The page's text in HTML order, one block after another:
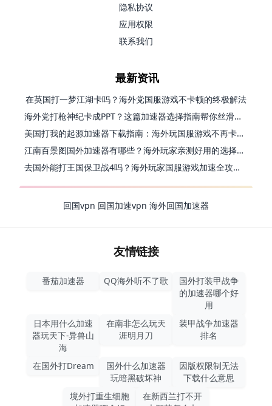
隐私协议
应用权限
联系我们
最新资讯
在英国打一梦江湖卡吗？海外党国服游戏不卡顿的终极解法
海外党打枪神纪卡成PPT？这篇加速器选择指南帮你丝滑上分
美国打我的起源加速器下载指南：海外玩国服游戏不再卡的终极方案
江南百景图国外加速器有哪些？海外玩家亲测好用的选择与避坑指南
去国外能打王国保卫战4吗？海外玩家国服游戏加速全攻略（附公主连结幻想江湖实测）
回国vpn 回国加速vpn 海外回国加速器
友情链接
番茄加速器 QQ海外听不了歌
国外打装甲战争
的加速器哪个好
用
日本用什么加速
器玩天下-异兽山
海
在南非怎么玩天
涯明月刀
装甲战争加速器
排名
在国外打Dream
国外什么加速器
玩暗黑破坏神
因版权限制无法
下载什么意思
境外打重生细胞
在新西兰打不开